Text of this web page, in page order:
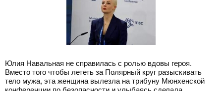
Юлия Навальная не справилась с ролью вдовы героя.
Вместо того чтобы лететь за Полярный круг разыскивать
тело мужа, эта женщина вылезла на трибуну Мюнхенской